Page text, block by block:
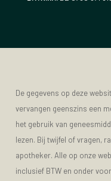
De gegevens op deze
vervangen geenszins een
het gebruik van
lezen. Bij twijfel of vragen,
apotheker. Alle op onze
inclusief BTW en onder